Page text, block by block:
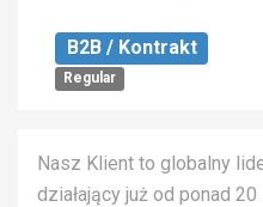
B2B / Kontrakt
Regular
Nasz Klient to globalny
działający już od ponad